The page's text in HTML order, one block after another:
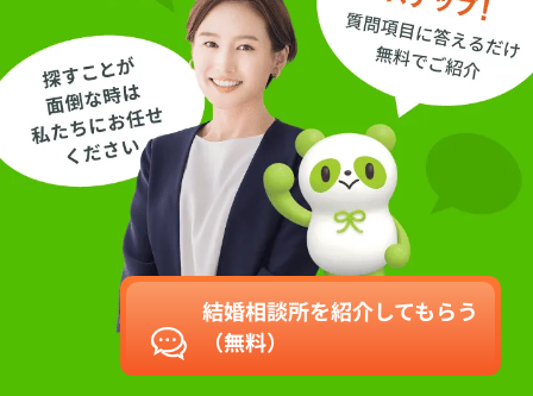
結婚相談所を紹介してもらう
（無料）